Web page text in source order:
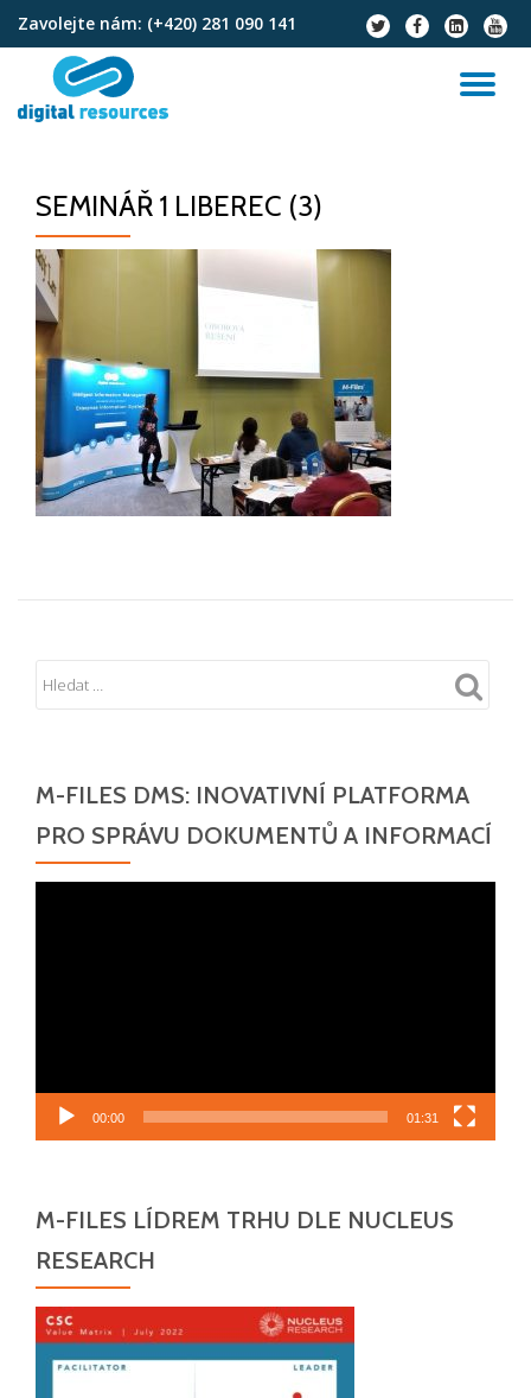
Přeskočit
obsah
Zavolejte nám: (+420) 281 090 141
fa-
twitter
fa-
facebook
fa-
linkedin-
square
fa-
SEMINÁŘ 1 LIBEREC (3)
M-FILES DMS: INOVATIVNÍ PLATFORMA
PRO SPRÁVU DOKUMENTŮ A INFORMACÍ
00:00 01:31
M-FILES LÍDREM TRHU DLE NUCLEUS
RESEARCH